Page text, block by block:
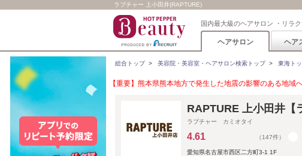
ラプチャー 上小田井(RAPTURE)
国内最大級のヘアサロン ・リラ
ヘアサロン ヘア
総合トップ> 美容院・美容室・ヘアサロン検索トップ> 東海ト
【重要】熊本県熊本地方で発生した地震の影響のある地域
RAPTURE 上小田井【
ラプチャー カミオタイ
4.61 （147件）
愛知県名古屋市西区二方町3-1 1F